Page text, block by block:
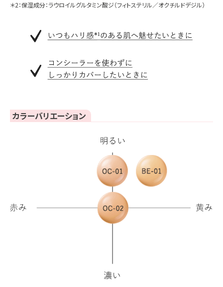
＊2：保湿成分：ラウロイルグルタミン酸ジ（フィトステリル／オクチルドデジル）
カラーバリエーション